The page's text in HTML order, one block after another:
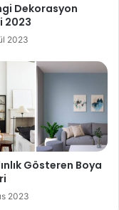
Dekorasyon
2023
2023
Gösteren Boya
2023